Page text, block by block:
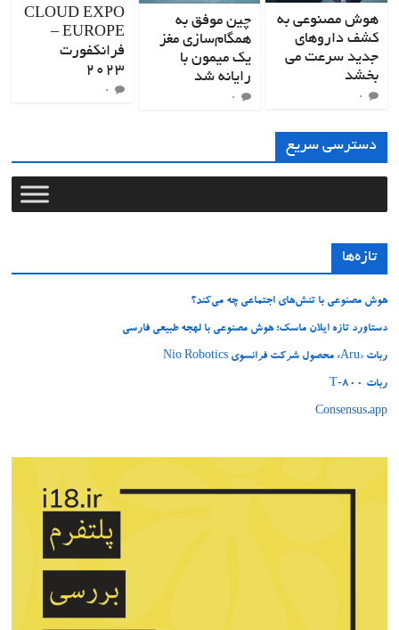
هوش مصنوعی به
کشف داروهای
جدید سرعت می
بخشد
0
چین موفق به
همگام‌سازی مغز
یک میمون با
رایانه شد
0
CLOUD EXPO
EUROPE –
فرانکفورت
2023
0
دسترسی سریع
تازه‌ها
هوش مصنوعی با تنش‌های اجتماعی چه می‌کند؟
دستاورد تازه ایلان ماسک؛ هوش مصنوعی با لهجه طبیعی فارسی
ربات «Aru» محصول شرکت فرانسوی Nio Robotics
ربات T‑800
Consensus.app